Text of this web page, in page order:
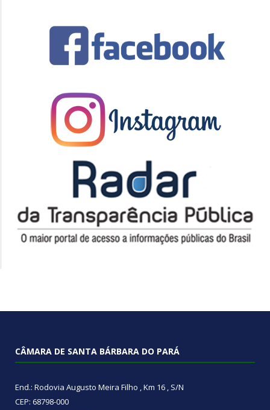
CÂMARA DE SANTA BÁRBARA DO PARÁ
End.: Rodovia Augusto Meira Filho , Km 16 , S/N
CEP: 68798-000